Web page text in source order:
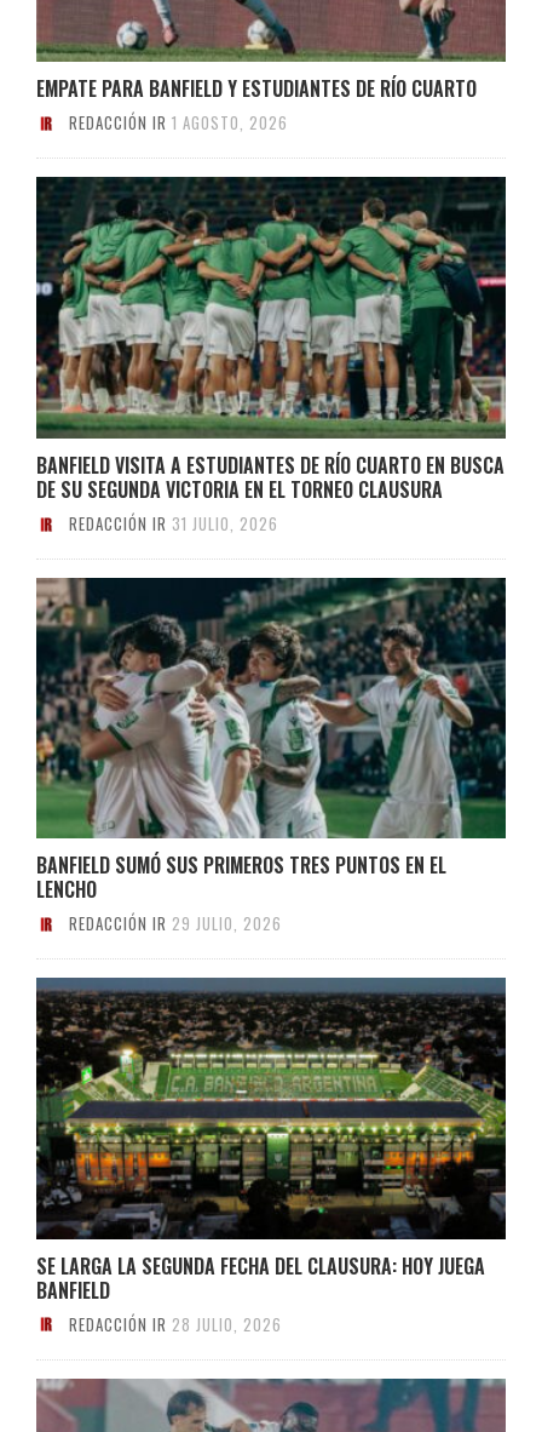
EMPATE PARA BANFIELD Y ESTUDIANTES DE RÍO CUARTO
REDACCIÓN IR 1 AGOSTO, 2026
BANFIELD VISITA A ESTUDIANTES DE RÍO CUARTO EN BUSCA
DE SU SEGUNDA VICTORIA EN EL TORNEO CLAUSURA
REDACCIÓN IR 31 JULIO, 2026
BANFIELD SUMÓ SUS PRIMEROS TRES PUNTOS EN EL
LENCHO
REDACCIÓN IR 29 JULIO, 2026
SE LARGA LA SEGUNDA FECHA DEL CLAUSURA: HOY JUEGA
BANFIELD
REDACCIÓN IR 28 JULIO, 2026